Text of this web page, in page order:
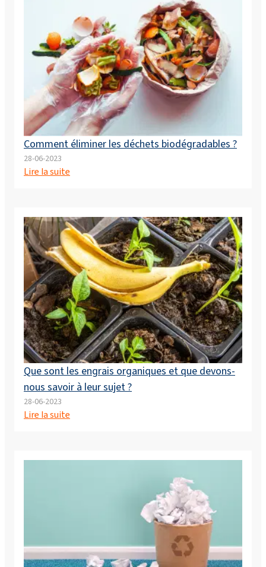
Comment éliminer les déchets biodégradables ?
28-06-2023
Lire la suite
Que sont les engrais organiques et que devons-
nous savoir à leur sujet ?
28-06-2023
Lire la suite